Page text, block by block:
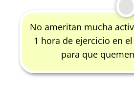
No ameritan mucha
1 hora de ejercicio en
para que